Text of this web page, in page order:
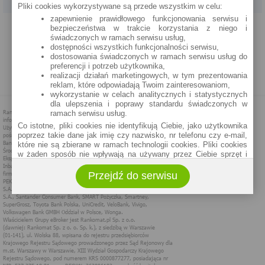
PROGRAM PARTNERSKI O NAS REKLAMA REGULAMIN
POLITYKA PRYWATNOŚCI POLITYKA COOKIES ZASADY PLASOWANIA
Pliki cookies wykorzystywane są przede wszystkim w celu:
zapewnienie prawidłowego funkcjonowania serwisu i
bezpieczeństwa w trakcie korzystania z niego i
świadczonych w ramach serwisu usług,
dostępności wszystkich funkcjonalności serwisu,
dostosowania świadczonych w ramach serwisu usług do
preferencji i potrzeb użytkownika,
realizacji działań marketingowych, w tym prezentowania
reklam, które odpowiadają Twoim zainteresowaniom,
wykorzystanie w celach analitycznych i statystycznych
dla ulepszenia i poprawy standardu świadczonych w
ramach serwisu usług.
Co istotne, pliki cookies nie identyfikują Ciebie, jako użytkownika
poprzez takie dane jak imię czy nazwisko, nr telefonu czy e-mail,
które nie są zbierane w ramach technologii cookies. Pliki cookies
w żaden sposób nie wpływają na używany przez Ciebie sprzęt i
Zakres wykorzystywania plików cookies możliwy jest do
określenia w ustawieniach przeglądarki każdego użytkownika. Bez
wprowadzenia zmian ustawień, informacje w plikach cookies mogą
być zapisywane w pamięci Twojego urządzenia.
Administratorem danych pozyskiwanych w technologii cookies jest
spółka Rankomat.pl Sp. z o.o. (dawniej: Rankomat Sp. z o. o. Sp.
k.) z siedzibą w Warszawie, ul. Wolska 88, 01 - 141 Warszawa.
Możesz jako użytkownik w każdym czasie skontaktować się z
administratorem pod adresem bok@ebroker.pl, jak również wyrazić
Przejdź do serwisu